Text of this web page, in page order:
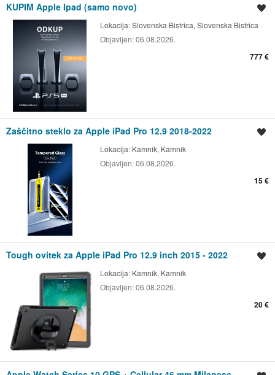
KUPIM Apple Ipad (samo novo)
Lokacija:Slovenska Bistrica, Slovenska Bistrica
Objavljen:06.08.2026.
777 €
Zaščitno steklo za Apple iPad Pro 12.9 2018-2022
Lokacija: Kamnik, Kamnik
Objavljen:06.08.2026.
15 €
Tough ovitek za Apple iPad Pro 12.9 inch 2015 - 2022
Lokacija: Kamnik, Kamnik
Objavljen:06.08.2026.
20 €